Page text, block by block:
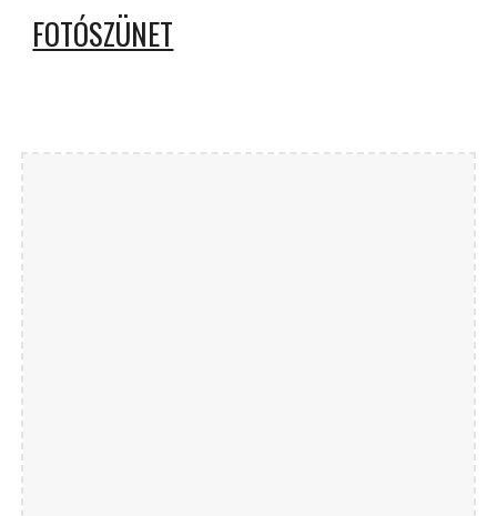
FOTÓSZÜNET